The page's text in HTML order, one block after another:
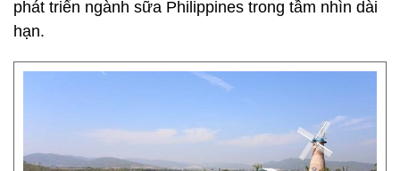
phát triển ngành sữa Philippines trong tầm nhìn dài
hạn.